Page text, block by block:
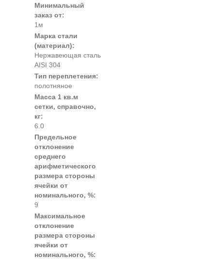
Минимальный
заказ от:
1м
Марка стали
(материал):
Нержавеющая сталь
AISI 304
Тип переплетения:
полотняное
Масса 1 кв.м
сетки, справочно,
кг:
6.0
Предельное
отклонение
среднего
арифметического
размера стороны
ячейки от
номинального, %:
9
Максимальное
отклонение
размера стороны
ячейки от
номинального, %: